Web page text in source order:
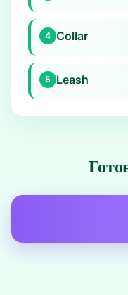
4 Collar
5 Leash